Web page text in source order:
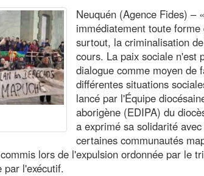
Neuquén (Agence Fides) –
immédiatement toute forme
surtout, la criminalisation
cours. La paix sociale n'est
dialogue comme moyen de
différentes situations
lancé par l'Équipe
aborigène (EDIPA) du
a exprimé sa solidarité
certaines communautés
lors de l'expulsion ordonnée par le
par l'exécutif.